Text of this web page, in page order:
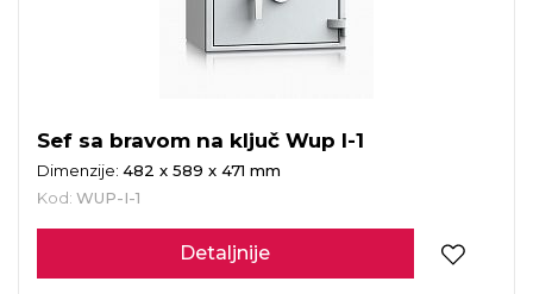
Sef sa bravom na ključ Wup I-1
Dimenzije: 482 x 589 x 471 mm
Kod: WUP-I-1
Detaljnije